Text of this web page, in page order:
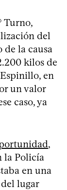
Turno,
del
de la causa
kilos de
en
un valor
caso, ya
,
la Policía
en una
lugar